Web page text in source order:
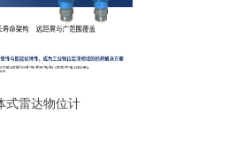
式雷达物位计